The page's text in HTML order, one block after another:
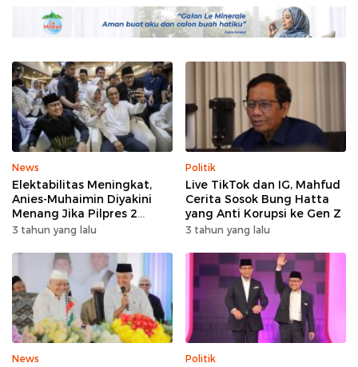
News
Elektabilitas Meningkat,
Anies-Muhaimin Diyakini
Menang Jika Pilpres 2
Putaran
3 tahun yang lalu
Politik
Live TikTok dan IG, Mahfud
Cerita Sosok Bung Hatta
yang Anti Korupsi ke Gen Z
3 tahun yang lalu
News Politik